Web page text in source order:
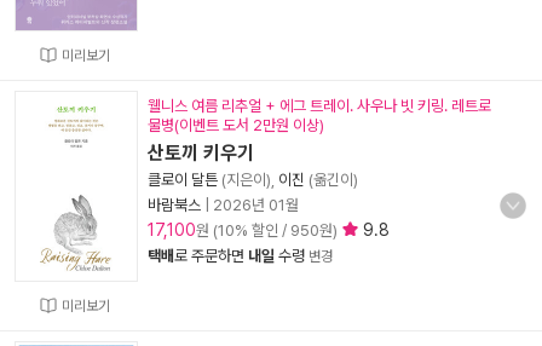
미리보기
미리보기
웰니스 여름 리추얼 + 에그 트레이. 사우나 빗 키링. 레트로
물병(이벤트 도서 2만원 이상)
산토끼 키우기
클로이 달튼 (지은이), 이진 (옮긴이)
바람북스
2026년 01월
17,100원 (10% 할인 / 950원) 9.8
택배로 주문하면 내일 수령 변경